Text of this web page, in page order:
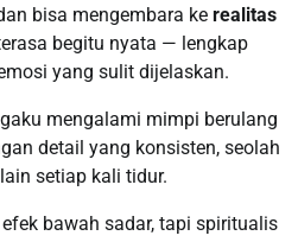
bisa mengembara ke realitas
begitu nyata — lengkap
yang sulit dijelaskan.
mengalami mimpi berulang
detail yang konsisten, seolah
setiap kali tidur.
bawah sadar, tapi spiritualis